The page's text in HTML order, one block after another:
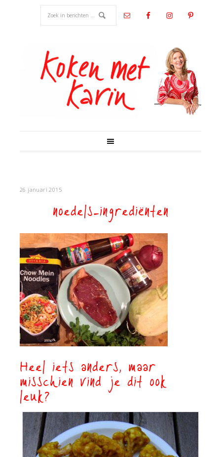
26 januari 2015
noedels-ingrediënten
Heel iets anders, maar
misschien vind je dit ook
leuk?